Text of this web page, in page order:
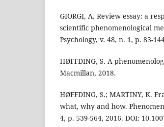
GIORGI, A. Review essay: a
scientific phenomenological
Psychology, v. 48, n. 1, p. 83-
HØFFDING, S. A
Macmillan, 2018.
HØFFDING, S.; MARTINY, K.
what, why and how.
4, p. 539-564, 2016. DOI: